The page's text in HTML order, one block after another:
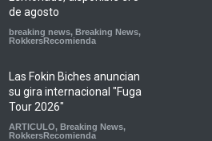
de agosto
breaking news, Breaking News,
RokkersRecomienda
Las Fokin Biches anuncian
su gira internacional "Fuga
Tour 2026"
ARTICULO, Breaking News,
RokkersRecomienda